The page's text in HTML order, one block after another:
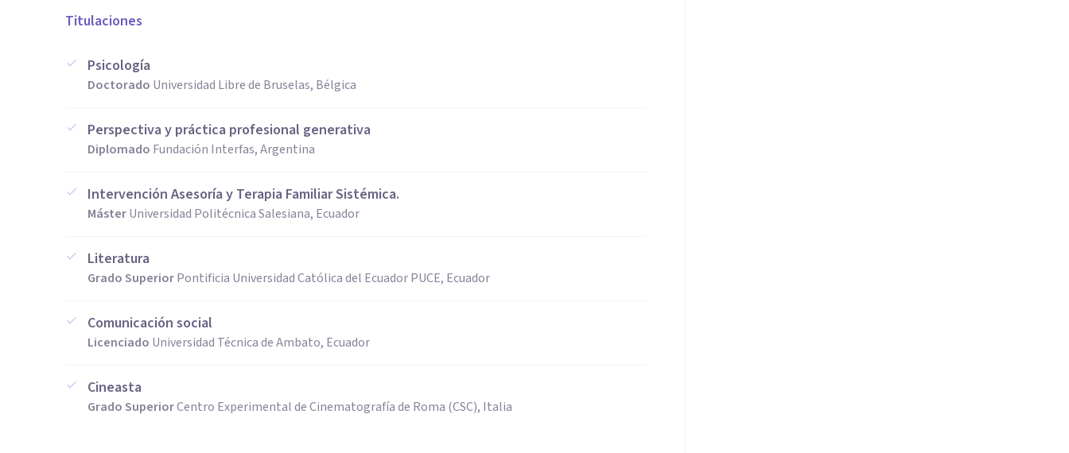
Titulaciones
Psicología
Doctorado Universidad Libre de Bruselas, Bélgica
Perspectiva y práctica profesional generativa
Diplomado Fundación Interfas, Argentina
Intervención Asesoría y Terapia Familiar Sistémica.
MásterUniversidad Politécnica Salesiana, Ecuador
Literatura
Grado SuperiorPontificia Universidad Católica del Ecuador PUCE, Ecuador
Comunicación social
Licenciado Universidad Técnica de Ambato, Ecuador
Cineasta
Grado SuperiorCentro Experimental de Cinematografía de Roma (CSC), Italia